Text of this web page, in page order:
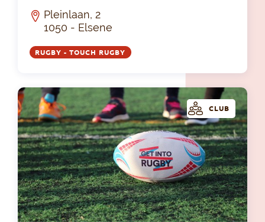
Pleinlaan, 2
1050 - Elsene
RUGBY - TOUCH RUGBY
CLUB